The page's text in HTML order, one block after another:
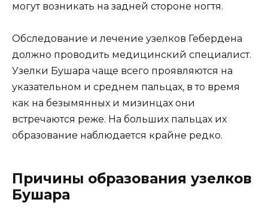
могут возникать на задней стороне ногтя.
Обследование и лечение узелков Гебердена
должно проводить медицинский специалист.
Узелки Бушара чаще всего проявляются на
указательном и среднем пальцах, в то время
как на безымянных и мизинцах они
встречаются реже. На больших пальцах их
образование наблюдается крайне редко.
Причины образования узелков
Бушара